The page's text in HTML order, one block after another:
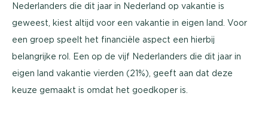
Nederlanders die dit jaar in Nederland op vakantie is
geweest, kiest altijd voor een vakantie in eigen land. Voor
een groep speelt het financiële aspect een hierbij
belangrijke rol. Een op de vijf Nederlanders die dit jaar in
eigen land vakantie vierden (21%), geeft aan dat deze
keuze gemaakt is omdat het goedkoper is.